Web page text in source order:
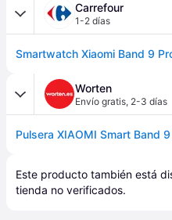
Carrefour
1-2 días
Worten
Envío gratis, 2-3 días
Este producto también está
tienda no verificados.